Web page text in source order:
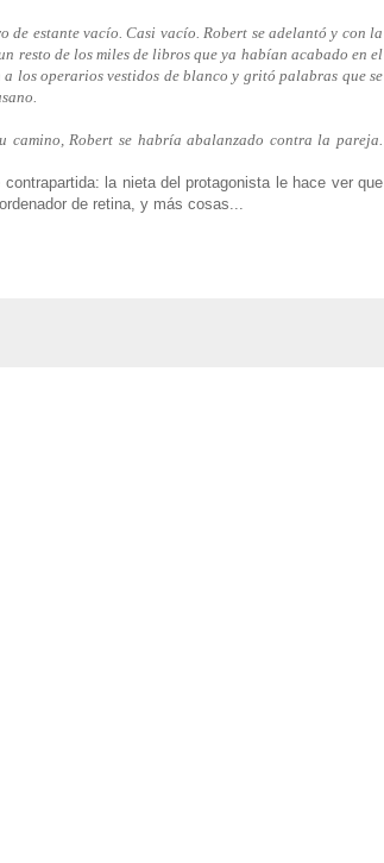
de estante vacío. Casi vacío. Robert se adelantó y con la
resto de los miles de libros que ya habían acabado en el
los operarios vestidos de blanco y gritó palabras que se
camino, Robert se habría abalanzado contra la pareja.
la nieta del protagonista le hace ver que
de retina, y más cosas...